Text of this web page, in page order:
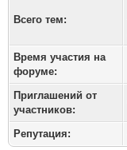
Всего тем:
Время участия на
форуме:
Приглашений от
участников:
Репутация: